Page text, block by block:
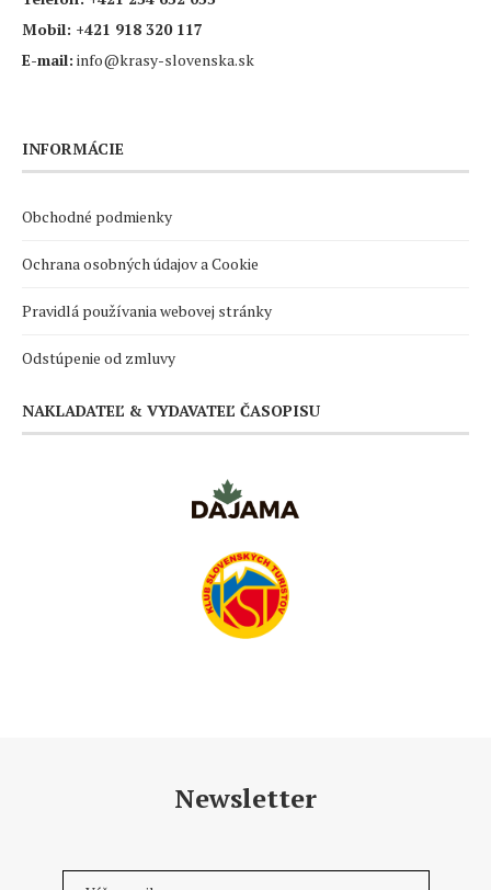
Mobil: +421 918 320 117
E-mail: info@krasy-slovenska.sk
INFORMÁCIE
Obchodné podmienky
Ochrana osobných údajov a Cookie
Pravidlá používania webovej stránky
Odstúpenie od zmluvy
NAKLADATEĽ & VYDAVATEĽ ČASOPISU
Newsletter